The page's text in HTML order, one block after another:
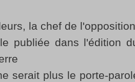
la chef de
publiée dans l'édition
serait plus le porte-